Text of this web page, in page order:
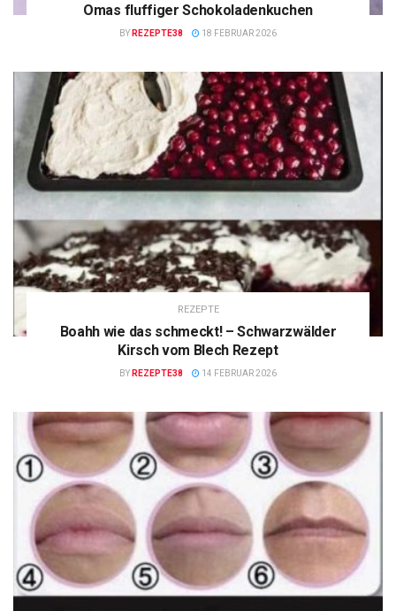
Omas fluffiger Schokoladenkuchen
BY REZEPTE38 18 FEBRUAR 2026
REZEPTE
Boahh wie das schmeckt! – Schwarzwälder
Kirsch vom Blech Rezept
BY REZEPTE38 14 FEBRUAR 2026